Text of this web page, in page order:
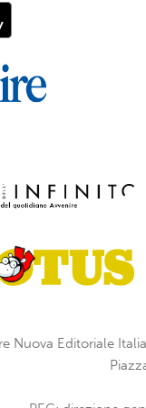
Nuova Editoriale